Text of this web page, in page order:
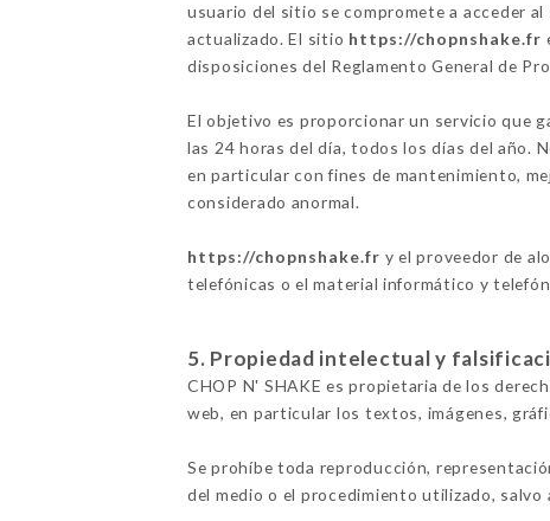
usuario del sitio se compromete a acceder
actualizado. El sitio https://chopnshake.fr
disposiciones del Reglamento General de
El objetivo es proporcionar un servicio que
las 24 horas del día, todos los días del año.
en particular con fines de mantenimiento,
considerado anormal.
https://chopnshake.fr y el proveedor de
telefónicas o el material informático y
5. Propiedad intelectual y
CHOP N' SHAKE es propietaria de los
web, en particular los textos, imágenes,
Se prohíbe toda reproducción,
del medio o el procedimiento utilizado,